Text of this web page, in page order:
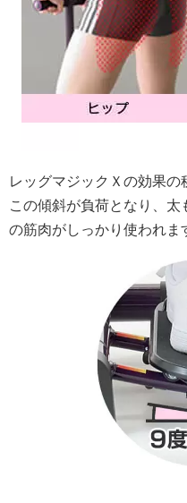
レッグマジックＸの効果の
この傾斜が負荷となり、
の筋肉がしっかり使われま